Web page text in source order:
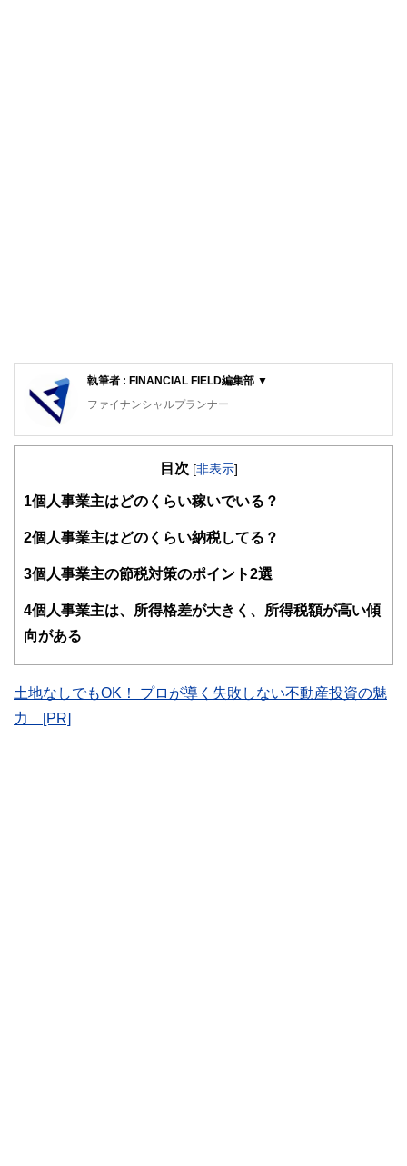
執筆者 : FINANCIAL FIELD編集部 ▼
ファイナンシャルプランナー
FinancialField編集部は、金融、経済に関する記事を、日々
知識がない方でも理解できるようわかりやすく発信していま
得者を中心に「お金や暮らし」に関する書籍・雑誌の編集経
験者で構成され、企画立案から記事掲載まですべての工程に
関わることで、読者目線のコンテンツを追求しています。
護士、税理士、宅地建物取引士、相続診断士、住宅ローンア
をわかりやすく発信している点です。
目次 [非表示]
1個人事業主はどのくらい稼いでいる？
2個人事業主はどのくらい納税してる？
3個人事業主の節税対策のポイント2選
4個人事業主は、所得格差が大きく、所得税額が高い傾
向がある
土地なしでもOK！ プロが導く失敗しない不動産投資の魅
力 [PR]